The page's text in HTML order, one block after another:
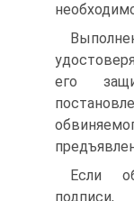
его
Если